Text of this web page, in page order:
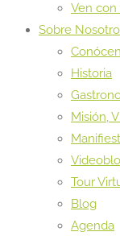
Ven
Sobre
Historia
Misión,
Tour
Blog
Agenda